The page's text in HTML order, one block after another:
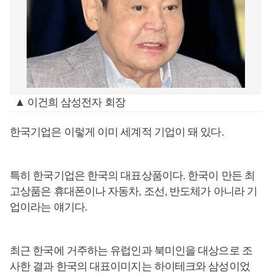
▲ 이건희 삼성전자 회장
한국기업은 이렇게 이미 세계적 기업이 돼 있다.
특히 한국기업은 한국의 대표상품이다. 한국이 만든 최
고상품은 휴대폰이나 자동차, 조선, 반도체가 아니라 기
업이라는 얘기다.
최근 한국에 거주하는 유럽인과 북미인을 대상으로 조
사한 결과 한국의 대표이미지는 하이테크와 삼성이었